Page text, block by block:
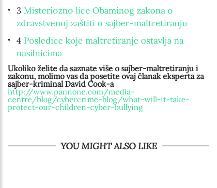
3 Misteriozno lice Obaminog zakona o
zdravstvenoj zaštiti o sajber-maltretiranju
4 Posledice koje maltretiranje ostavlja na
nasilnicima
Ukoliko želite da saznate više o sajber-maltretiranju i
zakonu, molimo vas da posetite ovaj članak eksperta za
sajber-kriminal David Cook-a
http://www.pannone.com/media-
centre/blog/cybercrime-blog/what-will-it-take-
protect-our-children-cyber-bullying
YOU MIGHT ALSO LIKE